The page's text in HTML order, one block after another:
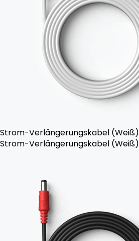
Strom-Verlängerungskabel (Weiß)
Strom-Verlängerungskabel (Weiß)